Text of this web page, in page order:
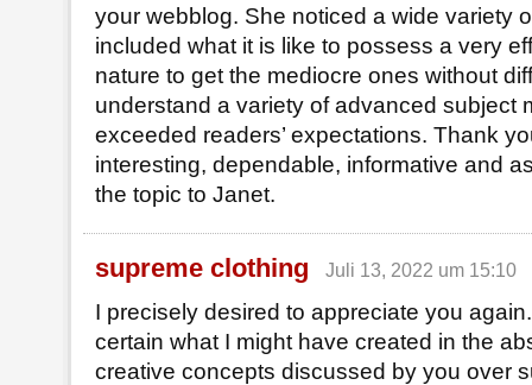
your webblog. She noticed a wide variety
included what it is like to possess a very
nature to get the mediocre ones without
understand a variety of advanced subject
exceeded readers’ expectations. Thank
interesting, dependable, informative and
the topic to Janet.
supreme clothing Juli 13, 2022 um 15:10
I precisely desired to appreciate you again.
certain what I might have created in the
creative concepts discussed by you over